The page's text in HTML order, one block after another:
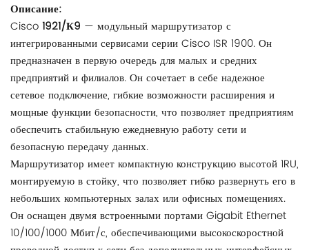
Описание:
Cisco 1921/К9 — модульный маршрутизатор с
интегрированными сервисами серии Cisco ISR 1900. Он
предназначен в первую очередь для малых и средних
предприятий и филиалов. Он сочетает в себе надежное
сетевое подключение, гибкие возможности расширения и
мощные функции безопасности, что позволяет предприятиям
обеспечить стабильную ежедневную работу сети и
безопасную передачу данных.
Маршрутизатор имеет компактную конструкцию высотой 1RU,
монтируемую в стойку, что позволяет гибко развернуть его в
небольших компьютерных залах или офисных помещениях.
Он оснащен двумя встроенными портами Gigabit Ethernet
10/100/1000 Мбит/с, обеспечивающими высокоскоростной